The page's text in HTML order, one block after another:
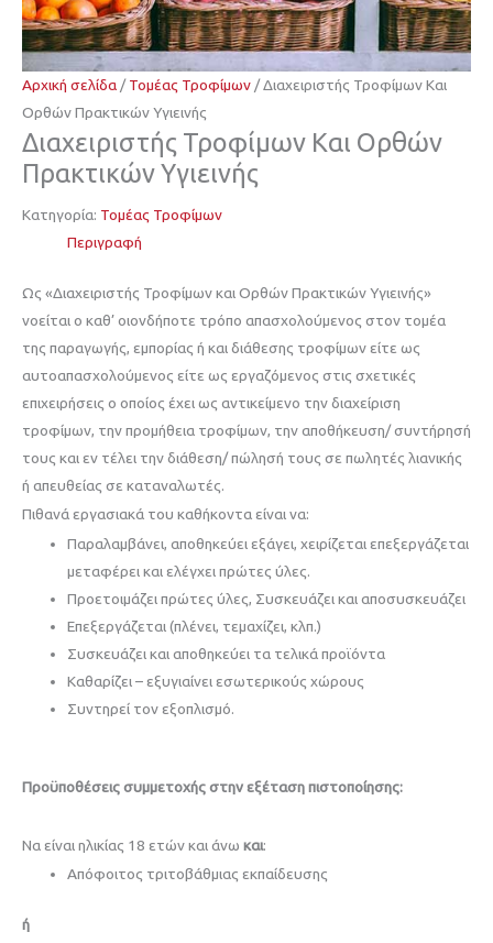
Αρχική σελίδα/Τομέας Τροφίμων/ Διαχειριστής Τροφίμων Και
Ορθών Πρακτικών Υγιεινής
Διαχειριστής Τροφίμων Και Ορθών
Πρακτικών Υγιεινής
Κατηγορία: Τομέας Τροφίμων
Περιγραφή
Ως «Διαχειριστής Τροφίμων και Ορθών Πρακτικών Υγιεινής»
νοείται ο καθ’ οιονδήποτε τρόπο απασχολούμενος στον τομέα
της παραγωγής, εμπορίας ή και διάθεσης τροφίμων είτε ως
αυτοαπασχολούμενος είτε ως εργαζόμενος στις σχετικές
επιχειρήσεις ο οποίος έχει ως αντικείμενο την διαχείριση
τροφίμων, την προμήθεια τροφίμων, την αποθήκευση/ συντήρησή
τους και εν τέλει την διάθεση/ πώλησή τους σε πωλητές λιανικής
ή απευθείας σε καταναλωτές.
Πιθανά εργασιακά του καθήκοντα είναι να:
Παραλαμβάνει, αποθηκεύει εξάγει, χειρίζεται επεξεργάζεται
μεταφέρει και ελέγχει πρώτες ύλες.
Προετοιμάζει πρώτες ύλες, Συσκευάζει και αποσυσκευάζει
Επεξεργάζεται (πλένει, τεμαχίζει, κλπ.)
Συσκευάζει και αποθηκεύει τα τελικά προϊόντα
Καθαρίζει – εξυγιαίνει εσωτερικούς χώρους
Συντηρεί τον εξοπλισμό.
Προϋποθέσεις συμμετοχής στην εξέταση πιστοποίησης:
Να είναι ηλικίας 18 ετών και άνω και:
Απόφοιτος τριτοβάθμιας εκπαίδευσης
ή